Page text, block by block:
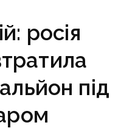
росія
під